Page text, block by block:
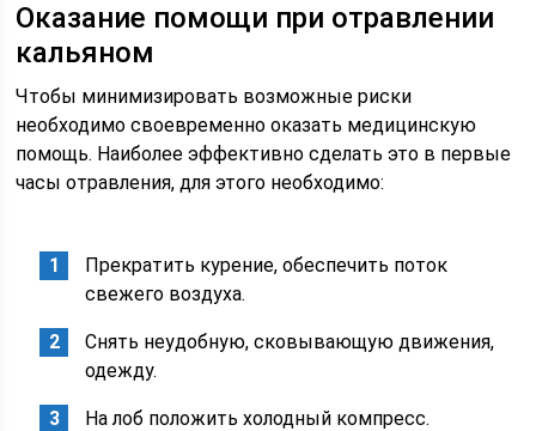
Оказание помощи при отравлении
кальяном
Чтобы минимизировать возможные риски
необходимо своевременно оказать медицинскую
помощь. Наиболее эффективно сделать это в первые
часы отравления, для этого необходимо:
Прекратить курение, обеспечить поток
свежего воздуха.
Снять неудобную, сковывающую движения,
одежду.
На лоб положить холодный компресс.